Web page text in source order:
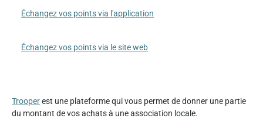
Échangez vos points via l'application
Échangez vos points via le site web
Trooperest une plateforme qui vous permet de donner une partie
du montant de vos achats à une association locale.